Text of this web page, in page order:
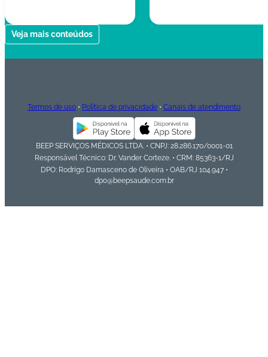
Veja mais conteúdos
Termos de uso • Política de privacidade • Canais de atendimento
BEEP SERVIÇOS MÉDICOS LTDA. • CNPJ: 28.286.170/0001-01
Responsável Técnico: Dr. Vander Corteze. • CRM: 85363-1/RJ
DPO: Rodrigo Damasceno de Oliveira • OAB/RJ 104.947 •
dpo@beepsaude.com.br